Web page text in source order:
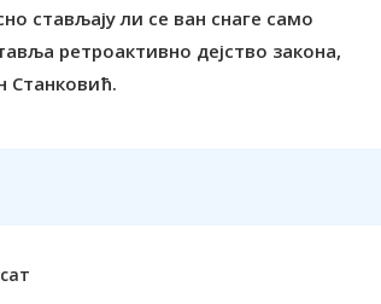
стављају ли се ван снаге само
ретроактивно дејство закона,
Станковић.